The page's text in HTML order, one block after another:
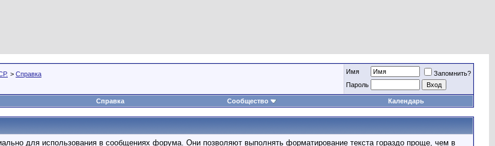
> Справка Имя
Запомнить?
Пароль
Справка Сообщество Календарь
для использования в сообщениях форума. Они позволяют выполнять форматирование текста гораздо проще, чем в